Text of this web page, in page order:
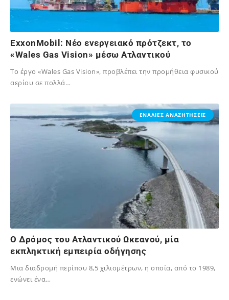
ExxonMobil: Νέο ενεργειακό πρότζεκτ, το
«Wales Gas Vision» μέσω Ατλαντικού
Το έργο «Wales Gas Vision», προβλέπει την προμήθεια φυσικού
αερίου σε πολλά…
ΕΝΑΛΙΕΣ ΑΝΑΖΗΤΗΣΕΙΣ
O Δρόμος του Ατλαντικού Ωκεανού, μία
εκπληκτική εμπειρία οδήγησης
Mια διαδρομή περίπου 8,5 χιλιομέτρων, η οποία, από το 1989,
ενώνει ένα…